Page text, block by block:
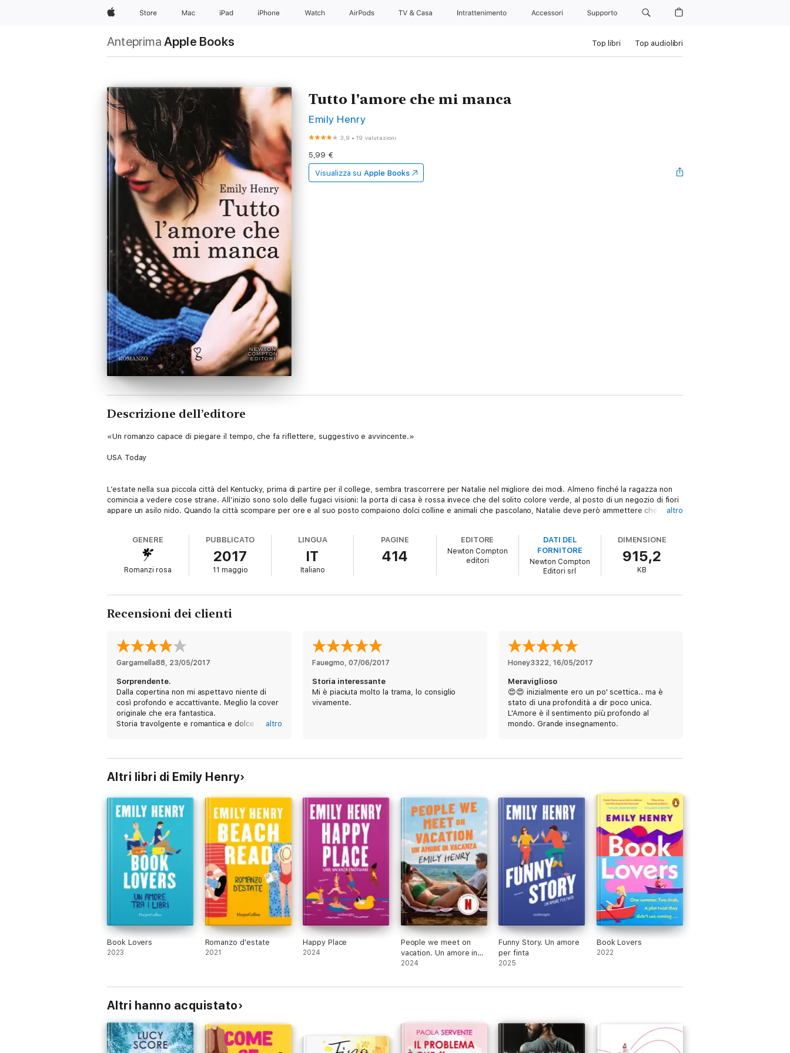
AppleStore Mac iPad iPhone Watch AirPods TV & Casa Intrattenimento Accessori Supporto
Anteprima Apple Books Top libri Top audiolibri
Tutto l'amore che mi manca
Emily Henry
3,9 •19 valutazioni
5,99 €
Visualizza su Apple Books
Descrizione dell’editore
«Un romanzo capace di piegare il tempo, che fa riflettere, suggestivo e avvincente.»
USA Today
L’estate nella sua piccola città del Kentucky, prima di partire per il college, sembra trascorrere per Natalie nel migliore dei modi. Almeno finché la ragazza non
comincia a vedere cose strane. All’inizio sono solo delle fugaci visioni: la porta di casa è rossa invece che del solito colore verde, al posto di un negozio di fiori
appare un asilo nido. Quando la città scompare per ore e al suo posto compaiono dolci colline e animali che pascolano, Natalie deve però ammettere che
esistesse più nulla. Nulla, tranne Natalie e Beau.
Una meravigliosa e imperdibile storia d’amore
«Il romanzo della Henry affascina, sia per la storia d’amore, sia per la capacità di ripensare in modo fantastico il tempo e lo spazio.»
«Un romanzo capace di piegare il tempo, che fa riflettere, suggestivo e avvincente.»
USA Today
«Questa storia d’amore bella, magica e che fa viaggiare nel tempo merita sicuramente un posto nella vostra libreria.»
Bustle
«Un esordio davvero intenso.»
Ha studiato scrittura creativa allo Hope College e al New York Center for Art & Media Studies. Oltre a scrivere, lavora come correttrice di bozze. Vive tra l’Ohio
altro
GENERE
Romanzi rosa
PUBBLICATO
2017
11 maggio
LINGUA
IT
Italiano
PAGINE
414
EDITORE
Newton Compton
editori
DATI DEL
FORNITORE
Newton Compton
Editori srl
DIMENSIONE
915,2
KB
Recensioni dei clienti
Gargamella88, 23/05/2017
Sorprendente.
Dalla copertina non mi aspettavo niente di
così profondo e accattivante. Meglio la cover
originale che era fantastica.
Storia travolgente e romantica e dolce e
altro
Fauegmo, 07/06/2017
Storia interessante
Mi è piaciuta molto la trama, lo consiglio
vivamente.
Honey3322, 16/05/2017
Meraviglioso
😍😍 inizialmente ero un po' scettica.. ma è
stato di una profondità a dir poco unica.
L'Amore è il sentimento più profondo al
mondo. Grande insegnamento.
Altri libri di Emily Henry
Book Lovers
2023
Romanzo d'estate
2021
Happy Place
2024
People we meet on
vacation. Un amore in
vacanza
2024
Funny Story. Un amore
per finta
2025
Book Lovers
2022
Altri hanno acquistato